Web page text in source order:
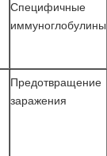
Специфичные
иммуноглобулины
Предотвращение
заражения